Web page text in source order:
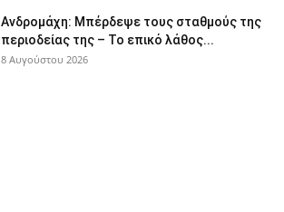
Ανδρομάχη: Μπέρδεψε τους σταθμούς της
περιοδείας της – Το επικό λάθος...
8 Αυγούστου 2026